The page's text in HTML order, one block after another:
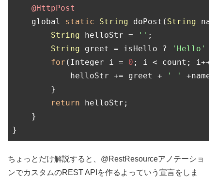
@HttpPost
global static String doPost( String
String helloStr = '' ;
String greet = isHello ? 'Hello'
for (Integer i = 0 ; i < count;
helloStr += greet +
' '
+name
}
return helloStr;
}
}
ちょっとだけ解説すると、@RestResourceアノテーショ
ンでカスタムのREST APIを作るよっていう宣言をしま